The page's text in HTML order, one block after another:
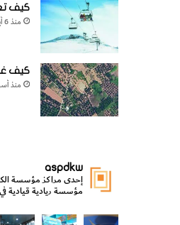
كيف
منذ 6 أيام
كيف
منذ
aspdkw
إحدى مراكز مؤسسة
مؤسسة ريادية قيادية في
ووزير الدولة لشؤون الش
من الأعماق نكتشف ومن الكتب
رجعنا! ما كنّا